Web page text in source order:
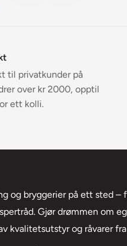
til privatkunder på
over kr 2000, opptil
ett kolli.
og bryggerier på ett sted –
Gjør drømmen om
kvalitetsutstyr og råvarer